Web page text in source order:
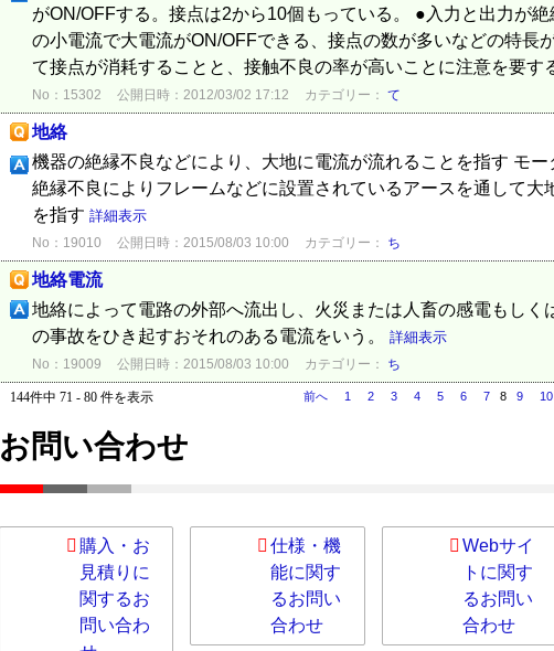
がON/OFFする。接点は2から10個もっている。 ●入力と出力が
の小電流で大電流がON/OFFできる、接点の数が多いなどの特長
て接点が消耗することと、接触不良の率が高いことに注意を要す
No：15302 公開日時：2012/03/02 17:12 カテゴリー： て
地絡
機器の絶縁不良などにより、大地に電流が流れることを指す モ
絶縁不良によりフレームなどに設置されているアースを通して大
を指す 詳細表示
No：19010 公開日時：2015/08/03 10:00 カテゴリー： ち
地絡電流
地絡によって電路の外部へ流出し、火災または人畜の感電もしく
の事故をひき起すおそれのある電流をいう。 詳細表示
No：19009 公開日時：2015/08/03 10:00 カテゴリー： ち
144件中 71 - 80 件を表示 前へ 1 2 3 4 5 6 7 8 9 10
お問い合わせ
購入・お
見積りに
関するお
問い合わ
仕様・機
能に関す
るお問い
合わせ
Webサイ
トに関す
るお問い
合わせ